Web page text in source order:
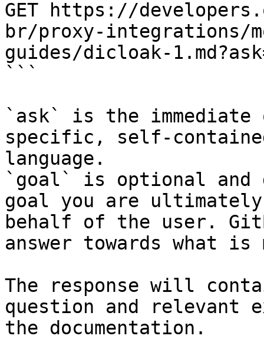
GET https://
br/proxy-integrations/
guides/dicloak-
```
`ask` is the
specific, self-
language.
`goal` is optional and
goal you are
behalf of the user.
answer towards what
The response will
question and relevant
the documentation.